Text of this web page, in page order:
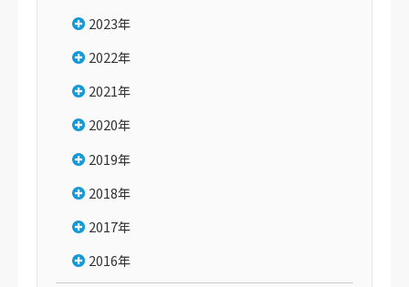
2023年
2022年
2021年
2020年
2019年
2018年
2017年
2016年